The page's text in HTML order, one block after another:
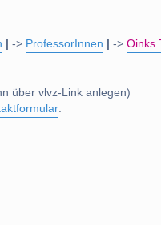
-> ProfessorInnen -> Oinks
über vlvz-Link anlegen)
.